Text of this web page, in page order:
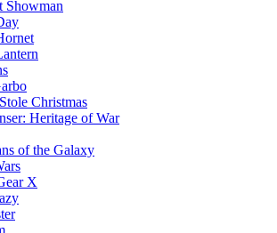
Showman
Christmas
Heritage of War
of the Galaxy
X